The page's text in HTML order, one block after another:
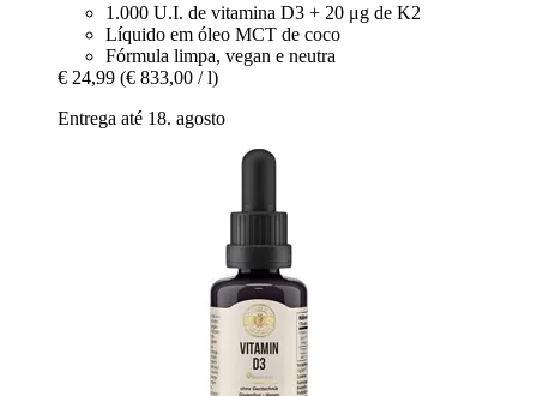
1.000 U.I. de vitamina D3 + 20 μg de K2
Líquido em óleo MCT de coco
Fórmula limpa, vegan e neutra
€ 24,99 (€ 833,00 / l)
Entrega até 18. agosto